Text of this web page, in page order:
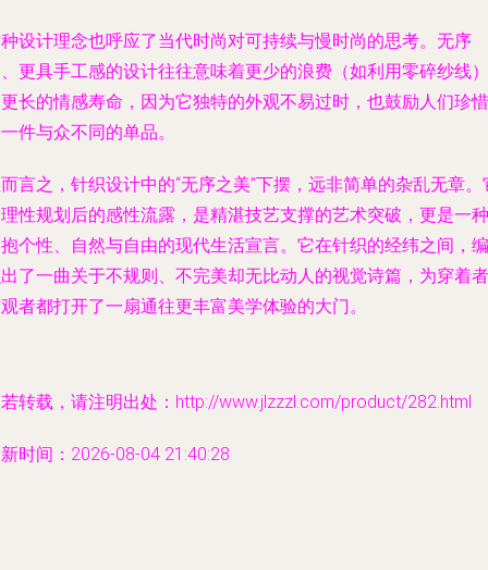
设计理念也呼应了当代时尚对可持续与慢时尚的思考。无序
更具手工感的设计往往意味着更少的浪费（如利用零碎纱线）
长的情感寿命，因为它独特的外观不易过时，也鼓励人们珍惜
件与众不同的单品。
言之，针织设计中的“无序之美”下摆，远非简单的杂乱无章。
性规划后的感性流露，是精湛技艺支撑的艺术突破，更是一种
个性、自然与自由的现代生活宣言。它在针织的经纬之间，编
了一曲关于不规则、不完美却无比动人的视觉诗篇，为穿着者
者都打开了一扇通往更丰富美学体验的大门。
转载，请注明出处：http://www.jlzzzl.com/product/282.html
时间：2026-08-04 21:40:28